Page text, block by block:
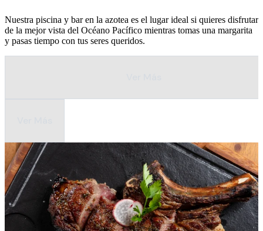
Nuestra piscina y bar en la azotea es el lugar ideal si quieres disfrutar
de la mejor vista del Océano Pacífico mientras tomas una margarita
y pasas tiempo con tus seres queridos.